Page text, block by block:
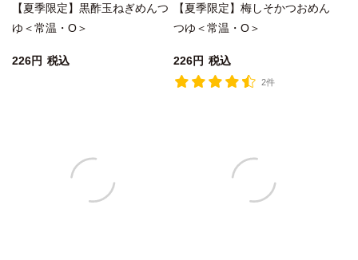
【夏季限定】黒酢玉ねぎめんつ
ゆ＜常温・O＞
226 税込
【夏季限定】梅しそかつおめん
つゆ＜常温・O＞
226 税込
2件